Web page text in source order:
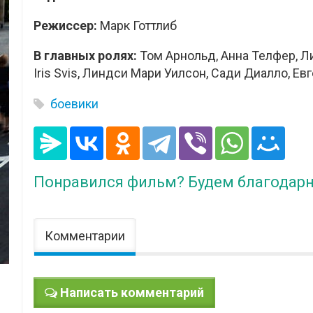
Режиссер: Марк Готтлиб
В главных ролях: Том Арнольд, Анна Телфер,
Iris Svis, Линдси Мари Уилсон, Сади Диалло,
боевики
Понравился фильм? Будем
Комментарии
Написать комментарий